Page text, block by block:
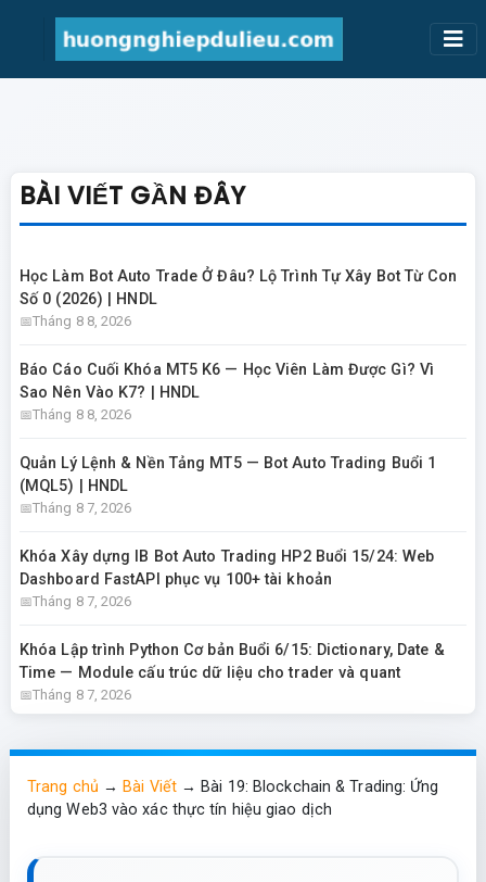
BÀI VIẾT GẦN ĐÂY
Học Làm Bot Auto Trade Ở Đâu? Lộ Trình Tự Xây Bot Từ Con
Số 0 (2026) | HNDL
Tháng 8 8, 2026
Báo Cáo Cuối Khóa MT5 K6 — Học Viên Làm Được Gì? Vì
Sao Nên Vào K7? | HNDL
Tháng 8 8, 2026
Quản Lý Lệnh & Nền Tảng MT5 — Bot Auto Trading Buổi 1
(MQL5) | HNDL
Tháng 8 7, 2026
Khóa Xây dựng IB Bot Auto Trading HP2 Buổi 15/24: Web
Dashboard FastAPI phục vụ 100+ tài khoản
Tháng 8 7, 2026
Khóa Lập trình Python Cơ bản Buổi 6/15: Dictionary, Date &
Time — Module cấu trúc dữ liệu cho trader và quant
Tháng 8 7, 2026
Trang chủ →Bài Viết→Bài 19: Blockchain & Trading: Ứng
dụng Web3 vào xác thực tín hiệu giao dịch